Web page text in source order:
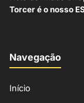
Torcer é o nosso
Navegação
Início